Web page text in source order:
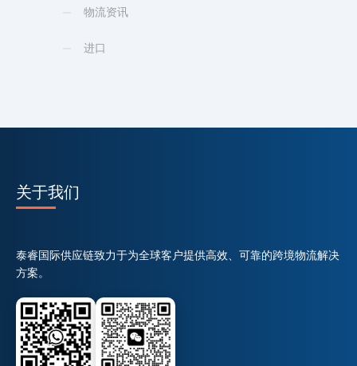
物流资讯
进口
关于我们
泰睿国际供应链致力于为全球客户提供高效、可靠的跨境物流解决
方案。